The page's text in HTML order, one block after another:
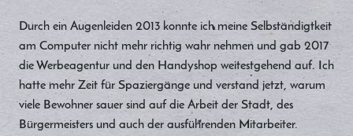
Durch ein Augenleiden 2013 konnte ich meine Selbständigtkeit
am Computer nicht mehr richtig wahr nehmen und gab 2017
die Werbeagentur und den Handyshop weitestgehend auf. Ich
hatte mehr Zeit für Spaziergänge und verstand jetzt, warum
viele Bewohner sauer sind auf die Arbeit der Stadt, des
Bürgermeisters und auch der ausführenden Mitarbeiter.